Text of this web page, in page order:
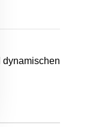
dynamischen